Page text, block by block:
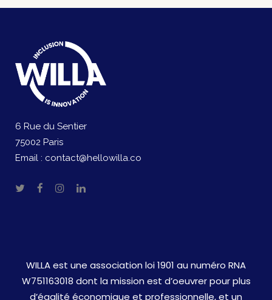
6 Rue du Sentier
75002 Paris
Email : contact@hellowilla.co
WILLA est une association loi 1901 au numéro RNA
W751163018 dont la mission est d’oeuvrer pour plus
d’égalité économique et professionnelle, et un